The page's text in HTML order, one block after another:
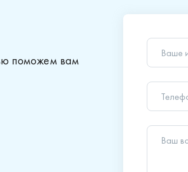
поможем вам
Ваше
Ваш